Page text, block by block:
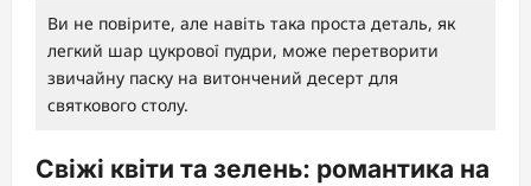
Ви не повірите, але навіть така проста деталь, як
легкий шар цукрової пудри, може перетворити
звичайну паску на витончений десерт для
святкового столу.
Свіжі квіти та зелень: романтика на